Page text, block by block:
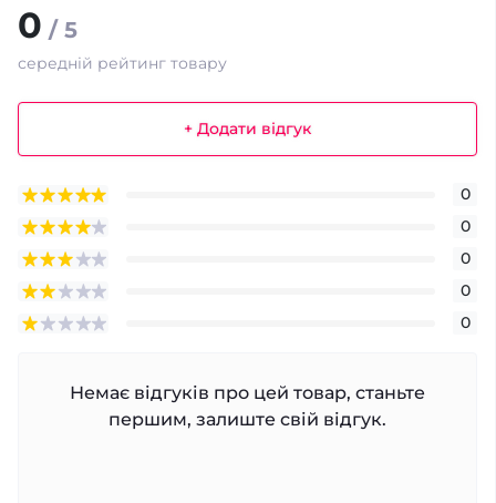
0 / 5
середній рейтинг товару
+ Додати відгук
0
0
0
0
0
Немає відгуків про цей товар, станьте
першим, залиште свій відгук.